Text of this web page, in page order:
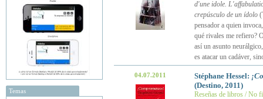
Temas
d'une idole.
crepúsculo de un ídolo
pensador a quien
qué rivales me refiero?
así un asunto
es atacar un cadáver,
04.07.2011 Stéphane Hessel:
(Destino, 2011)
Reseñas de libros / No